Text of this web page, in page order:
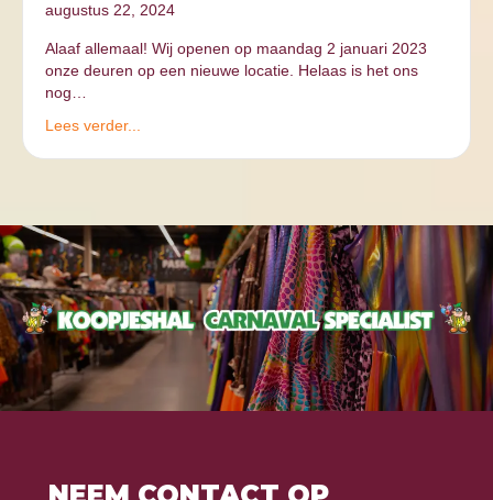
augustus 22, 2024
Alaaf allemaal! Wij openen op maandag 2 januari 2023
onze deuren op een nieuwe locatie. Helaas is het ons
nog…
Lees verder...